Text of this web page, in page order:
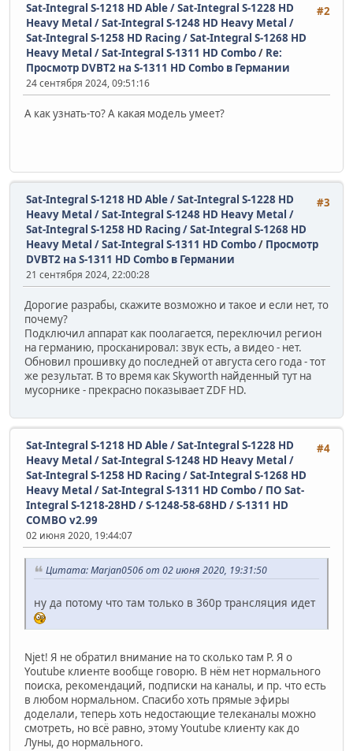
#2
Sat-Integral S-1218 HD Able / Sat-Integral S-1228 HD
Heavy Metal / Sat-Integral S-1248 HD Heavy Metal /
Sat-Integral S-1258 HD Racing / Sat-Integral S-1268 HD
Heavy Metal / Sat-Integral S-1311 HD Combo/ Re:
Просмотр DVBT2 на S-1311 HD Combo в Германии
24 сентября 2024, 09:51:16
А как узнать-то? А какая модель умеет?
#3
Sat-Integral S-1218 HD Able / Sat-Integral S-1228 HD
Heavy Metal / Sat-Integral S-1248 HD Heavy Metal /
Sat-Integral S-1258 HD Racing / Sat-Integral S-1268 HD
Heavy Metal / Sat-Integral S-1311 HD Combo/ Просмотр
DVBT2 на S-1311 HD Combo в Германии
21 сентября 2024, 22:00:28
Дорогие разрабы, скажите возможно и такое и если нет, то
почему?
Подключил аппарат как поолагается, переключил регион
на германию, просканировал: звук есть, а видео - нет.
Обновил прошивку до последней от августа сего года - тот
же результат. В то время как Skyworth найденный тут на
мусорнике - прекрасно показывает ZDF HD.
#4
Sat-Integral S-1218 HD Able / Sat-Integral S-1228 HD
Heavy Metal / Sat-Integral S-1248 HD Heavy Metal /
Sat-Integral S-1258 HD Racing / Sat-Integral S-1268 HD
Heavy Metal / Sat-Integral S-1311 HD Combo/ ПО Sat-
Integral S-1218-28HD / S-1248-58-68HD / S-1311 HD
COMBO v2.99
02 июня 2020, 19:44:07
Цитата: Marjan0506 от 02 июня 2020, 19:31:50
ну да потому что там только в 360р трансляция идет
Njet! Я не обратил внимание на то сколько там P. Я о
Youtube клиенте вообще говорю. В нём нет нормального
поиска, рекомендаций, подписки на каналы, и пр. что есть
в любом нормальном. Спасибо хоть прямые эфиры
доделали, теперь хоть недостающие телеканалы можно
смотреть, но всё равно, этому Youtube клиенту как до
Луны, до нормального.